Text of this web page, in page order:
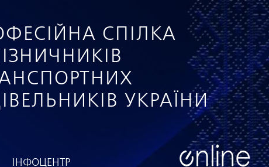
СПІЛКА
УКРАЇНИ
ІНФОЦЕНТР